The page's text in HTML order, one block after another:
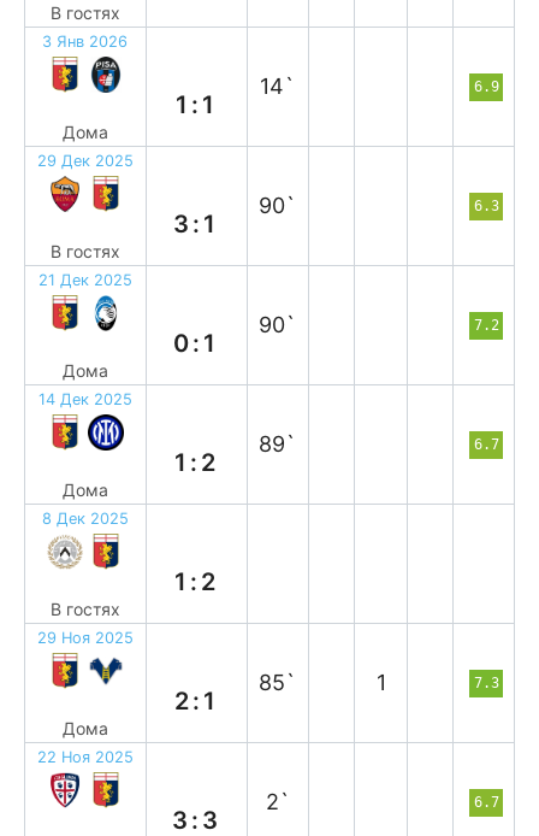
В гостях
3 Янв 2026
Дома
1:1
14` 6.9
29 Дек 2025
В гостях
3:1
90` 6.3
21 Дек 2025
Дома
0:1
90` 7.2
14 Дек 2025
Дома
1:2
89` 6.7
8 Дек 2025
В гостях
1:2
29 Ноя 2025
Дома
2:1
85` 1 7.3
22 Ноя 2025
3:3
2` 6.7